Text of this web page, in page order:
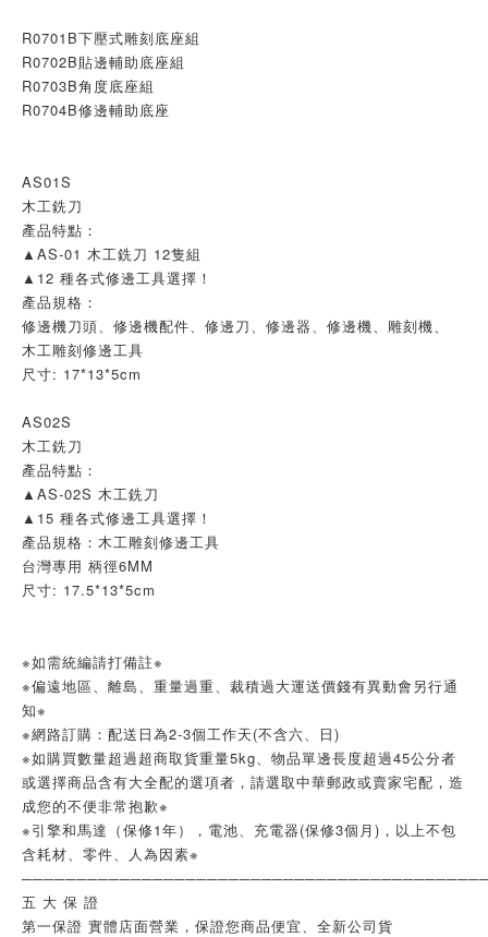
R0701B下壓式雕刻底座組
R0702B貼邊輔助底座組
R0703B角度底座組
R0704B修邊輔助底座
AS01S
木工銑刀
產品特點：
▲AS-01 木工銑刀 12隻組
▲12 種各式修邊工具選擇！
產品規格：
修邊機刀頭、修邊機配件、修邊刀、修邊器、修邊機、雕刻機、
木工雕刻修邊工具
尺寸: 17*13*5cm
AS02S
木工銑刀
產品特點：
▲AS-02S 木工銑刀
▲15 種各式修邊工具選擇！
產品規格：木工雕刻修邊工具
台灣專用 柄徑6MM
尺寸: 17.5*13*5cm
※如需統編請打備註※
※偏遠地區、離島、重量過重、裁積過大運送價錢有異動會另行通
知※
※網路訂購：配送日為2-3個工作天(不含六、日)
※如購買數量超過超商取貨重量5kg、物品單邊長度超過45公分者
或選擇商品含有大全配的選項者，請選取中華郵政或賣家宅配，造
成您的不便非常抱歉※
※引擎和馬達（保修1年），電池、充電器(保修3個月)，以上不包
含耗材、零件、人為因素※
五 大 保 證
第一保證 實體店面營業，保證您商品便宜、全新公司貨